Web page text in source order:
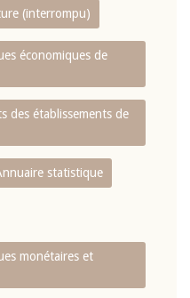
(interrompu)
économiques de
des établissements de
statistique
monétaires et